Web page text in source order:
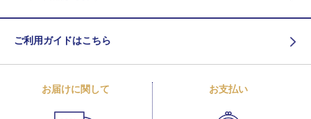
ご利用ガイドはこちら
お届けに関して お支払い